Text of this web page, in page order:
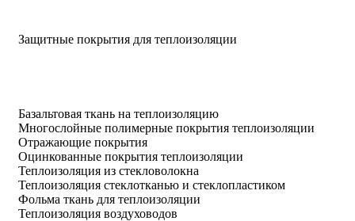
Защитные покрытия для теплоизоляции
Базальтовая ткань на теплоизоляцию
Многослойные полимерные покрытия теплоизоляции
Отражающие покрытия
Оцинкованные покрытия теплоизоляции
Теплоизоляция из стекловолокна
Теплоизоляция стеклотканью и стеклопластиком
Фольма ткань для теплоизоляции
Теплоизоляция воздуховодов